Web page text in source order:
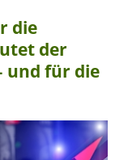
die
der
und für die